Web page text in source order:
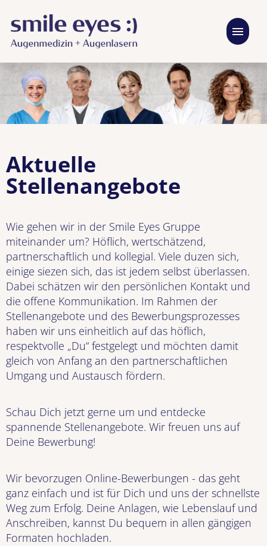
Deutsch
Stellenangebote
Aktuelle
Stellenangebote
Wie gehen wir in der Smile Eyes Gruppe
miteinander um? Höflich, wertschätzend,
partnerschaftlich und kollegial. Viele duzen sich,
einige siezen sich, das ist jedem selbst überlassen.
Dabei schätzen wir den persönlichen Kontakt und
die offene Kommunikation. Im Rahmen der
Stellenangebote und des Bewerbungsprozesses
haben wir uns einheitlich auf das höflich,
respektvolle „Du“ festgelegt und möchten damit
gleich von Anfang an den partnerschaftlichen
Umgang und Austausch fördern.
Schau Dich jetzt gerne um und entdecke
spannende Stellenangebote. Wir freuen uns auf
Deine Bewerbung!
Wir bevorzugen Online-Bewerbungen - das geht
ganz einfach und ist für Dich und uns der schnellste
Weg zum Erfolg. Deine Anlagen, wie Lebenslauf und
Anschreiben, kannst Du bequem in allen gängigen
Formaten hochladen.